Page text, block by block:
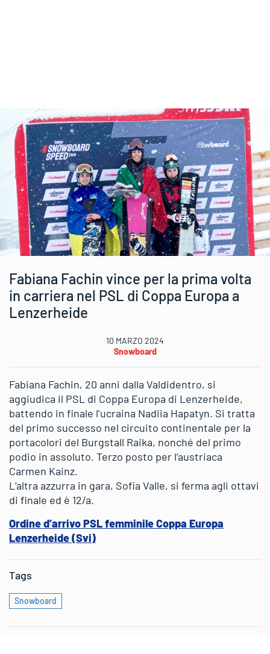
Fabiana Fachin vince per la prima volta
in carriera nel PSL di Coppa Europa a
Lenzerheide
10 MARZO 2024
Snowboard
Fabiana Fachin, 20 anni dalla Valdidentro, si
aggiudica il PSL di Coppa Europa di Lenzerheide,
battendo in finale l’ucraina Nadiia Hapatyn. Si tratta
del primo successo nel circuito continentale per la
portacolori del Burgstall Raika, nonché del primo
podio in assoluto. Terzo posto per l’austriaca
Carmen Kainz.
L’altra azzurra in gara, Sofia Valle, si ferma agli ottavi
di finale ed è 12/a.
Ordine d’arrivo PSL femminile Coppa Europa
Lenzerheide (Svi)
Tags
Snowboard